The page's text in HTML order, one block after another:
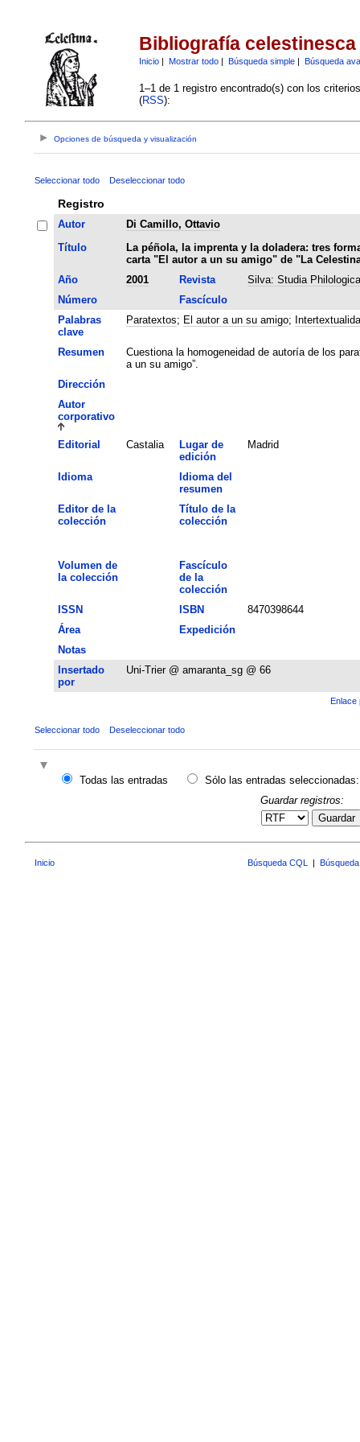
Bibliografía celestinesca
Inicio| Mostrar todo| Búsqueda simple| Búsqueda
1–1 de 1 registro encontrado(s) con los
(RSS):
Opciones de búsqueda y visualización
Seleccionar todo Deseleccionar todo
Registro
Autor
Di Camillo, Ottavio
Título
La péñola, la imprenta y la doladera: tres
carta "El autor a un su amigo" de "La
Año
2001 Revista
Silva: Studia
Número
Fascículo
Palabras
clave
Paratextos; El autor a un su amigo;
Resumen
Cuestiona la homogeneidad de autoría de los
a un su amigo”.
Dirección
Autor
corporativo
Editorial Castalia
Lugar de
edición
Madrid
Idioma
Idioma del
resumen
Editor de la
colección
Título de la
colección
Volumen de
la colección
Fascículo
de la
colección
ISSN
ISBN
8470398644
Área
Expedición
Notas
Insertado
por
Uni-Trier @ amaranta_sg @ 66
Enlace
Seleccionar todo Deseleccionar todo
Todas las entradas
Sólo las entradas seleccionadas:
Guardar registros:
Guardar
Inicio Búsqueda CQL